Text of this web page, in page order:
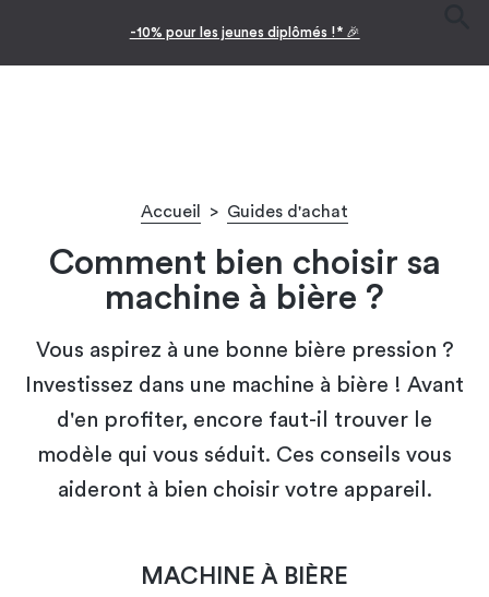
-10% pour les jeunes diplômés !* 🎉
Accueil > Guides d'achat
Comment bien choisir sa
machine à bière ?
Vous aspirez à une bonne bière pression ?
Investissez dans une machine à bière ! Avant
d'en profiter, encore faut-il trouver le
modèle qui vous séduit. Ces conseils vous
aideront à bien choisir votre appareil.
MACHINE À BIÈRE